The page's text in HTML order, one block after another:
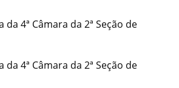
4ª Câmara da 2ª Seção de
4ª Câmara da 2ª Seção de